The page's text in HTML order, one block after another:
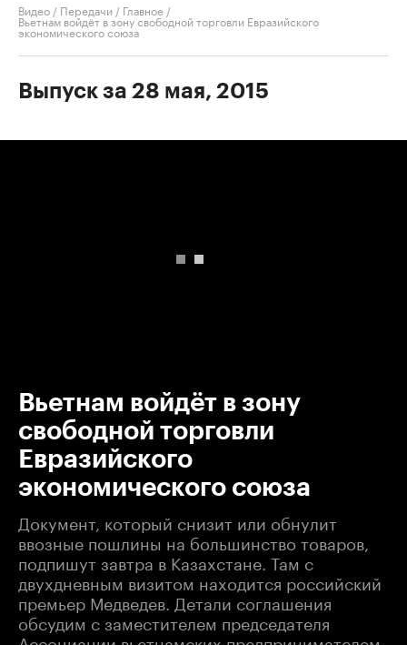
Видео / Передачи / Главное /
Вьетнам войдёт в зону свободной торговли Евразийского
экономического союза
Выпуск за 28 мая, 2015
Вьетнам войдёт в зону
свободной торговли
Евразийского
экономического союза
Документ, который снизит или обнулит
ввозные пошлины на большинство товаров,
подпишут завтра в Казахстане. Там с
двухдневным визитом находится российский
премьер Медведев. Детали соглашения
обсудим с заместителем председателя